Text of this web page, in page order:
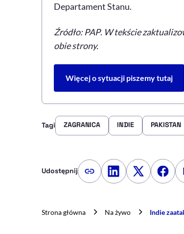
Departament Stanu.
Źródło: PAP. W tekście
obie strony.
Więcej o sytuacji piszemy tutaj
Tagi ZAGRANICA INDIE PAKISTAN
Udostępnij Kopiuj link artykułu
Udostępnij na
Udostępnij
Strona główna Na żywo Indie